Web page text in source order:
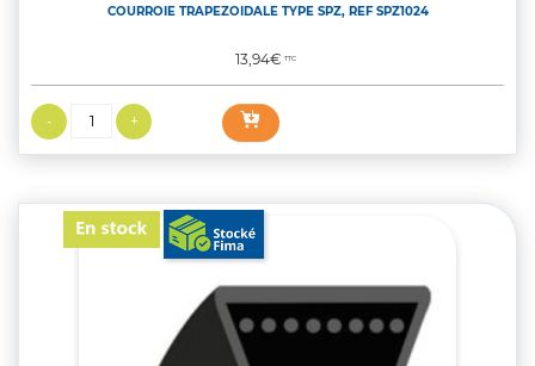
COURROIE TRAPEZOIDALE TYPE SPZ, REF SPZ1024
Prix
13,94€TTC